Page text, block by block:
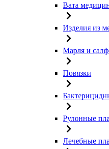
Вата
Изделия из
Марля и
Повязки
Рулонные
Лечебные